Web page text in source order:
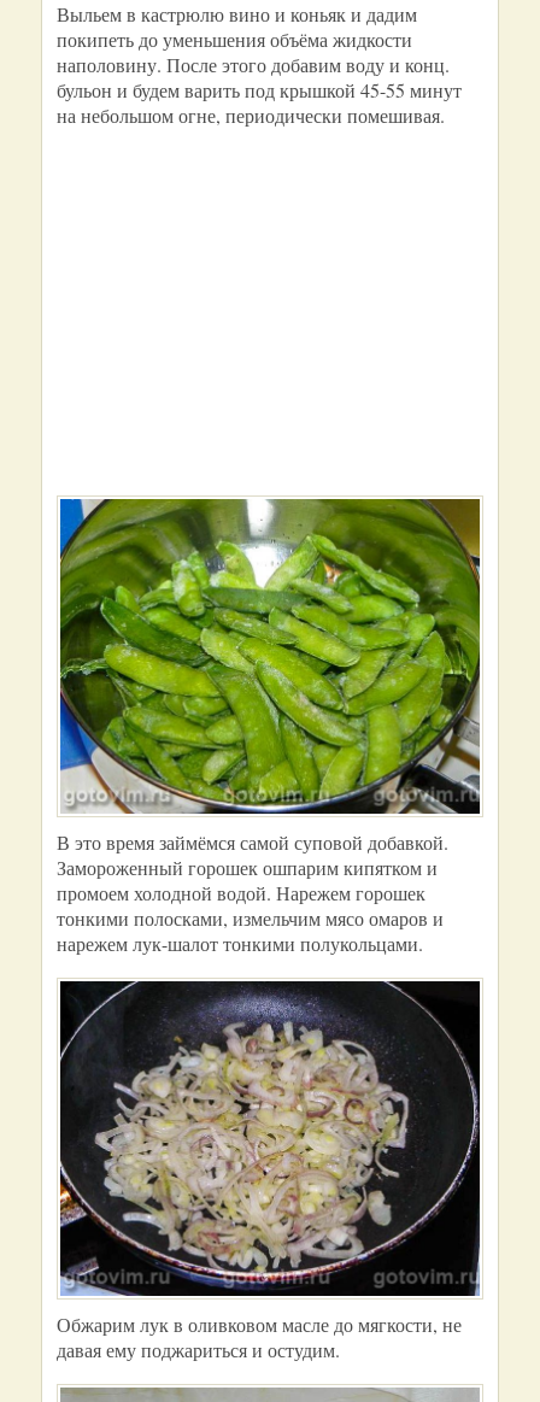
Выльем в кастрюлю вино и коньяк и дадим
покипеть до уменьшения объёма жидкости
наполовину. После этого добавим воду и конц.
бульон и будем варить под крышкой 45-55 минут
на небольшом огне, периодически помешивая.
В это время займёмся самой суповой добавкой.
Замороженный горошек ошпарим кипятком и
промоем холодной водой. Нарежем горошек
тонкими полосками, измельчим мясо омаров и
нарежем лук-шалот тонкими полукольцами.
Обжарим лук в оливковом масле до мягкости, не
давая ему поджариться и остудим.